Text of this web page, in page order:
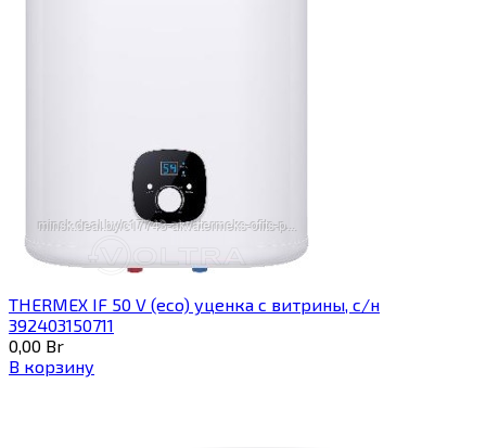
THERMEX IF 50 V (eco) уценка c витрины, с/н
392403150711
0,00 Br
В корзину